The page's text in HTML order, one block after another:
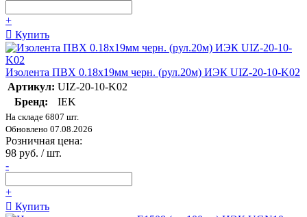
+
Купить
Изолента ПВХ 0.18х19мм черн. (рул.20м) ИЭК UIZ-20-10-K02
Артикул: UIZ-20-10-K02
Бренд:
IEK
На складе 6807 шт.
Обновлено 07.08.2026
Розничная цена:
98 руб. / шт.
-
+
Купить